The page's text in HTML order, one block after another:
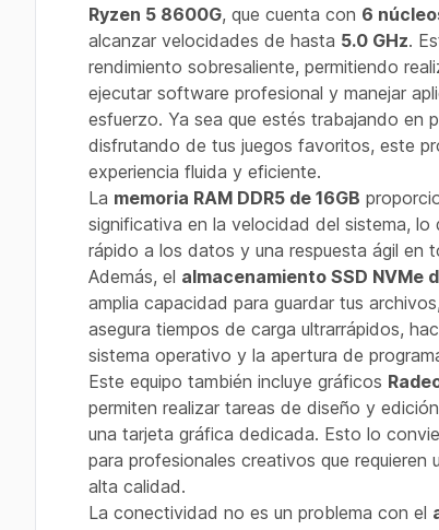
Ryzen 5 8600G, que cuenta con 6
alcanzar velocidades de hasta 5.0 GHz.
rendimiento sobresaliente, permitiendo
ejecutar software profesional y manejar
esfuerzo. Ya sea que estés trabajando en
disfrutando de tus juegos favoritos, este
experiencia fluida y eficiente.
La memoria RAM DDR5 de 16GB
significativa en la velocidad del sistema, lo
rápido a los datos y una respuesta ágil en
Además, el almacenamiento SSD NVMe
amplia capacidad para guardar tus
asegura tiempos de carga ultrarrápidos,
sistema operativo y la apertura de
Este equipo también incluye gráficos
permiten realizar tareas de diseño y
una tarjeta gráfica dedicada. Esto lo
para profesionales creativos que requieren
alta calidad.
La conectividad no es un problema con el